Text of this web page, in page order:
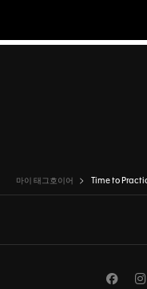
마이 태그호이어 Time to